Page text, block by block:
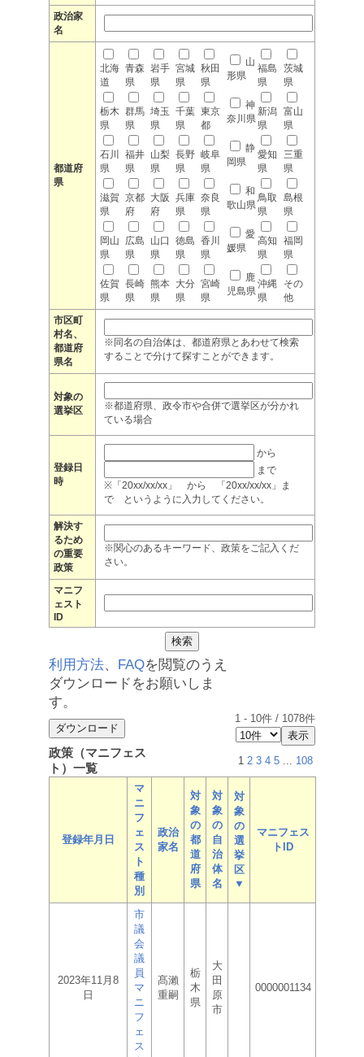
政治家
名
都道府
県
北海
道
青森
県
岩手
県
宮城
県
秋田
県
山
形県
福島
県
茨城
県
栃木
県
群馬
県
埼玉
県
千葉
県
東京
都
神
奈川県
新潟
県
富山
県
石川
県
福井
県
山梨
県
長野
県
岐阜
県
静
岡県
愛知
県
三重
県
滋賀
県
京都
府
大阪
府
兵庫
県
奈良
県
和
歌山県
鳥取
県
島根
県
岡山
県
広島
県
山口
県
徳島
県
香川
県
愛
媛県
高知
県
福岡
県
佐賀
県
長崎
県
熊本
県
大分
県
宮崎
県
鹿
児島県
沖縄
県
その
他
市区町
村名、
都道府
県名
※同名の自治体は、都道府県とあわせて検索
することで分けて探すことができます。
対象の
選挙区
※都道府県、政令市や合併で選挙区が分かれ
ている場合
登録日
時
から
まで
※「20xx/xx/xx」 から 「20xx/xx/xx」ま
で というように入力してください。
解決す
るため
の重要
政策
※関心のあるキーワード、政策をご記入くだ
さい。
マニフ
ェスト
ID
利用方法、 FAQを閲覧のうえ
ダウンロードをお願いしま
す。
1 - 10件 / 1078件
政策（マニフェス
ト）一覧
1 2 3 4 5 ... 108
登録年月日
マ
ニ
フ
ェ
ス
ト
種
別
政治
家名
対
象
の
都
道
府
県
対
象
の
自
治
体
名
対
象
の
選
挙
区
▼
マニフェス
トID
2023年11月8
日
市
議
会
議
員
マ
ニ
フ
ェ
ス
髙瀨
重嗣
栃
木
県
大
田
原
市
0000001134